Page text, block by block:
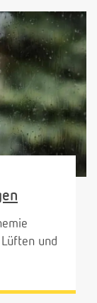
und